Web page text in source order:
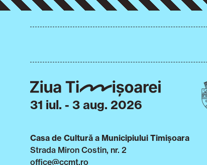
31 iul. - 3 aug. 2026
Casa de Cultură a Municipiului Timișoara
Strada Miron Costin, nr. 2
office@ccmt.ro